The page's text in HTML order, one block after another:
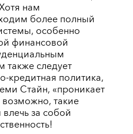
нам
более полный
особенно
финансовой
также следует
кредитная политика,
Стайн, «проникает
такие
за собой